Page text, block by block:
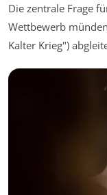
Die zentrale Frage
Wettbewerb
Kalter Krieg")